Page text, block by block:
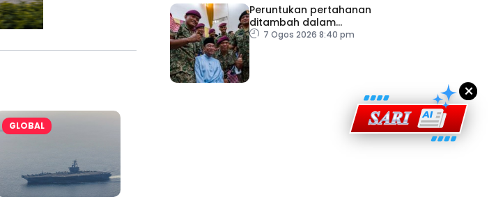
Ajinomoto (Malaysia) Berhad Perkasa SCORE Marathon 2026 Melalui Kerjasama
aminoVITAL® Bersama Pempengaruh Larian Antarabangsa
GLOBAL
Peruntukan pertahanan
ditambah dalam
Belanjawan 2027
7 Ogos 2026 8:40 pm
×